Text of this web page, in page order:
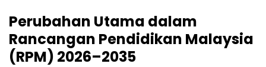
Perubahan Utama dalam
Rancangan Pendidikan Malaysia
(RPM) 2026–2035